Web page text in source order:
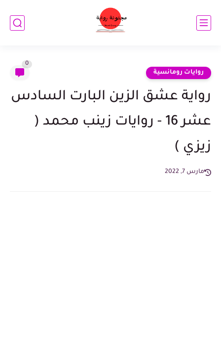
روايات رومانسية
0
رواية عشق الزين البارت السادس
عشر 16 - روايات زينب محمد (
زيزي )
مارس 7, 2022